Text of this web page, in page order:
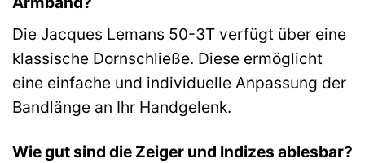
Die Jacques Lemans 50-3T verfügt über eine
klassische Dornschließe. Diese ermöglicht
eine einfache und individuelle Anpassung der
Bandlänge an Ihr Handgelenk.
Wie gut sind die Zeiger und Indizes ablesbar?